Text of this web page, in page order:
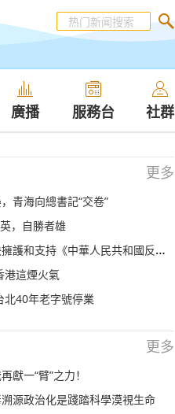
廣播 服務台 社群
更多
青海向總書記“交卷”
，自勝者雄
支持《中華人民共和國反外國制裁法》
港這煙火氣
北40年老字號停業
更多
獻一“臂”之力！
溯源政治化是踐踏科學漠視生命